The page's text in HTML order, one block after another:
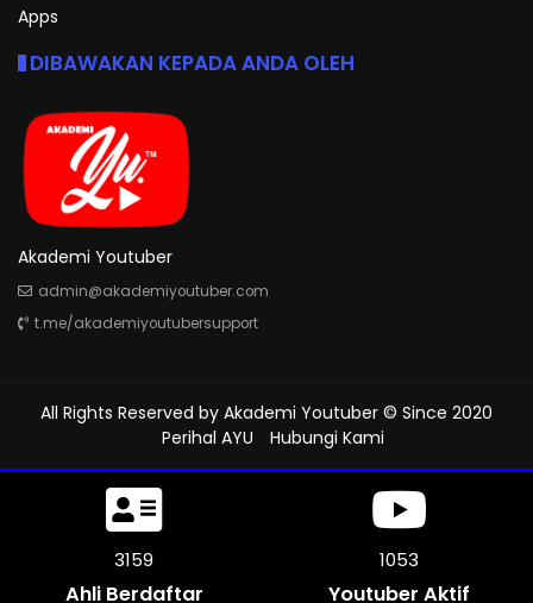
Apps
DIBAWAKAN KEPADA ANDA OLEH
Akademi Youtuber
admin@akademiyoutuber.com
t.me/akademiyoutubersupport
All Rights Reserved by Akademi Youtuber © Since 2020
Perihal AYU
Hubungi Kami
3657
Ahli Berdaftar
1219
Youtuber Aktif